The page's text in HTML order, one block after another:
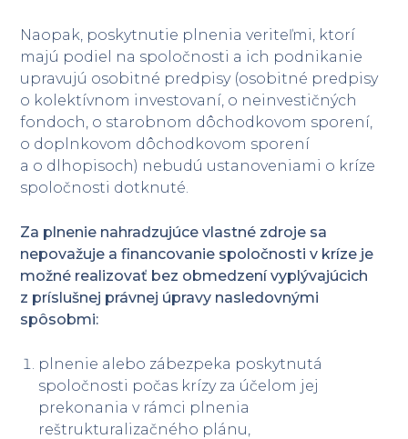
Naopak, poskytnutie plnenia veriteľmi, ktorí
majú podiel na spoločnosti a ich podnikanie
upravujú osobitné predpisy (osobitné predpisy
o kolektívnom investovaní, o neinvestičných
fondoch, o starobnom dôchodkovom sporení,
o doplnkovom dôchodkovom sporení
a o dlhopisoch) nebudú ustanoveniami o kríze
spoločnosti dotknuté.
Za plnenie nahradzujúce vlastné zdroje sa
nepovažuje a financovanie spoločnosti v kríze je
možné realizovať bez obmedzení vyplývajúcich
z príslušnej právnej úpravy nasledovnými
spôsobmi:
plnenie alebo zábezpeka poskytnutá
spoločnosti počas krízy za účelom jej
prekonania v rámci plnenia
reštrukturalizačného plánu,